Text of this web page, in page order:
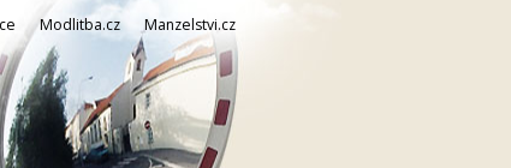
Modlitba.cz Manzelstvi.cz